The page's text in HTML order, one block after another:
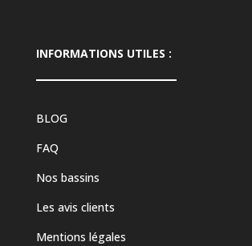
INFORMATIONS UTILES :
BLOG
FAQ
Nos bassins
Les avis clients
Mentions légales